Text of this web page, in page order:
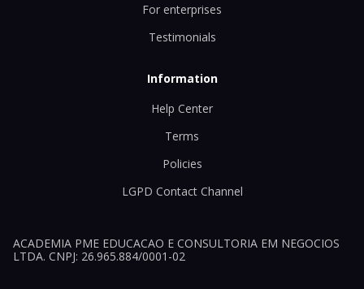
For enterprises
Testimonials
Information
Help Center
Terms
Policies
LGPD Contact Channel
ACADEMIA PME EDUCACAO E CONSULTORIA EM NEGOCIOS
LTDA. CNPJ: 26.965.884/0001-02